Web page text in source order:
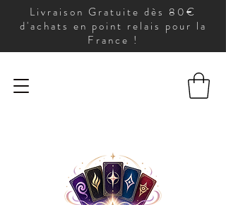
Livraison Gratuite dès 80€
d'achats en point relais pour la
France !